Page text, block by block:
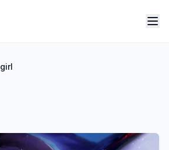
girl